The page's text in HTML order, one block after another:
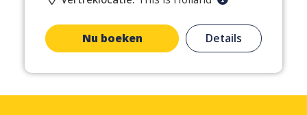
Nu boeken Details